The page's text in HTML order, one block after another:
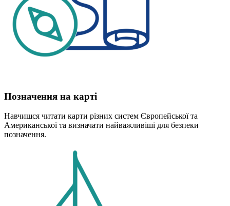
Позначення на карті
Навчишся читати карти різних систем Європейської та
Американської та визначати найважливіші для безпеки
позначення.